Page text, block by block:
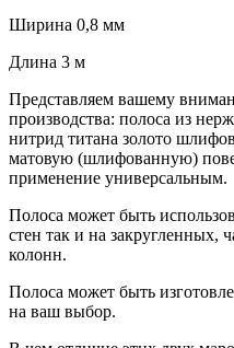
Ширина 0,8 мм
Длина 3 м
Представляем вашему
производства: полоса из
нитрид титана золото
матовую (шлифованную)
применение универсальным.
Полоса может быть
стен так и на закругленных,
колонн.
Полоса может быть
на ваш выбор.